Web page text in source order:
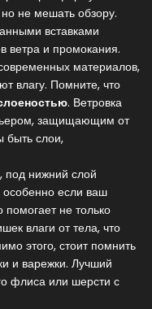
не мешать обзору.
вставками
ветра и промокания.
материалов,
влагу. Помните, что
. Ветровка
защищающим от
быть слои,
под нижний слой
если ваш
помогает не только
влаги от тела, что
этого, стоит помнить
и варежки. Лучший
флиса или шерсти с